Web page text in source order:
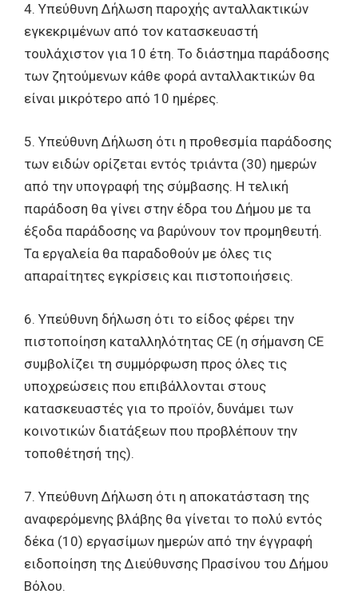
4. Υπεύθυνη Δήλωση παροχής ανταλλακτικών
εγκεκριμένων από τον κατασκευαστή
τουλάχιστον για 10 έτη. Το διάστημα παράδοσης
των ζητούμενων κάθε φορά ανταλλακτικών θα
είναι μικρότερο από 10 ημέρες.
5. Υπεύθυνη Δήλωση ότι η προθεσμία παράδοσης
των ειδών ορίζεται εντός τριάντα (30) ημερών
από την υπογραφή της σύμβασης. Η τελική
παράδοση θα γίνει στην έδρα του Δήμου με τα
έξοδα παράδοσης να βαρύνουν τον προμηθευτή.
Τα εργαλεία θα παραδοθούν με όλες τις
απαραίτητες εγκρίσεις και πιστοποιήσεις.
6. Υπεύθυνη δήλωση ότι το είδος φέρει την
πιστοποίηση καταλληλότητας CE (η σήμανση CE
συμβολίζει τη συμμόρφωση προς όλες τις
υποχρεώσεις που επιβάλλονται στους
κατασκευαστές για το προϊόν, δυνάμει των
κοινοτικών διατάξεων που προβλέπουν την
τοποθέτησή της).
7. Υπεύθυνη Δήλωση ότι η αποκατάσταση της
αναφερόμενης βλάβης θα γίνεται το πολύ εντός
δέκα (10) εργασίμων ημερών από την έγγραφή
ειδοποίηση της Διεύθυνσης Πρασίνου του Δήμου
Βόλου.